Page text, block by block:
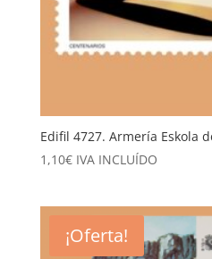
Edifil 4727. Armería Eskola
1,10€ IVA INCLUÍDO
¡Oferta!